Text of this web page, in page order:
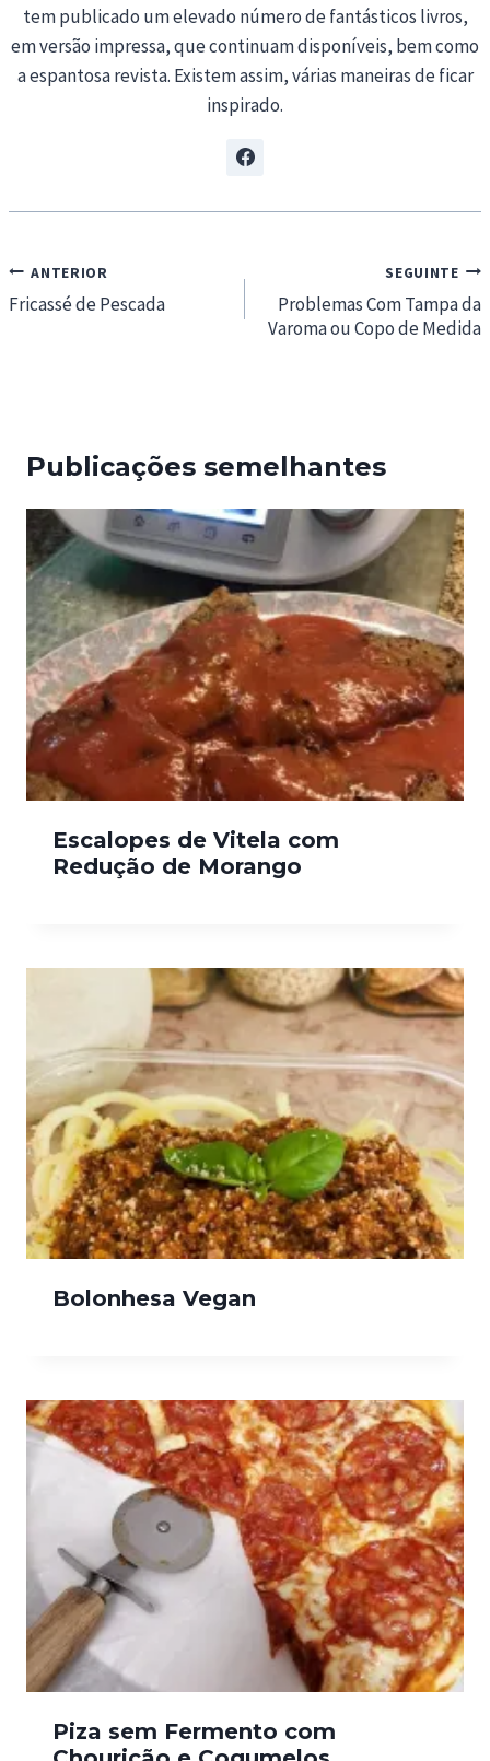
tem publicado um elevado número de fantásticos livros,
em versão impressa, que continuam disponíveis, bem como
a espantosa revista. Existem assim, várias maneiras de ficar
inspirado.
Navegação
de
ANTERIOR
Fricassé de Pescada
SEGUINTE
Problemas Com Tampa da
Varoma ou Copo de Medida
Publicações semelhantes
Escalopes de Vitela com
Redução de Morango
Bolonhesa Vegan
Piza sem Fermento com